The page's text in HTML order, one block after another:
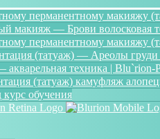
перманентному макияжу
макияж — Брови волосковая
перманентному макияжу
(татуаж) — Ареолы
акварельная техника | Blu`rion-
(татуаж) камуфляж
обучения